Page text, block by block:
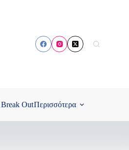
Break OutΠερισσότερα